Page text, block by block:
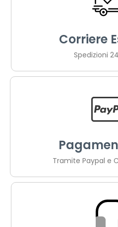
Corriere
Spedizioni
Tramite Paypal e